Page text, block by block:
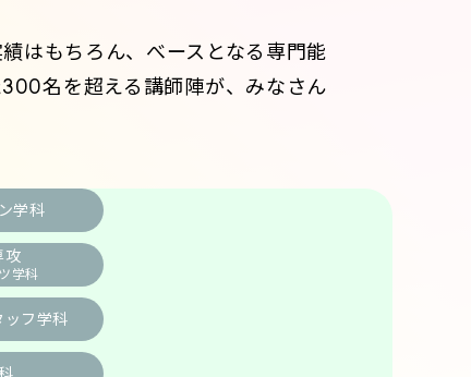
はもちろん、べースとなる専門能
名を超える講師陣が、みなさん
学科
攻
学科
ッフ学科